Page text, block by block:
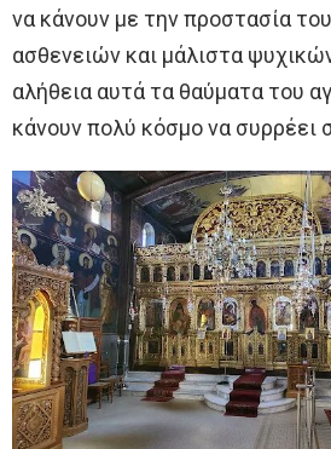
να κάνουν με την προστασία
ασθενειών και μάλιστα
αλήθεια αυτά τα θαύματα του
κάνουν πολύ κόσμο να συρρέει